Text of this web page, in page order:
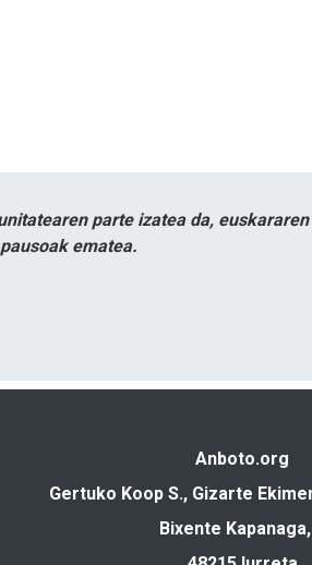
parte izatea da,
ematea.
Anboto.org
Gertuko Koop S., Gizarte
Bixente